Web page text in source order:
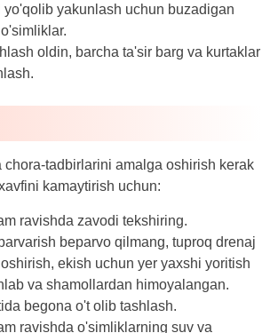
yo'qolib yakunlash uchun buzadigan
oldin, barcha ta'sir barg va kurtaklar
chora-tadbirlarini amalga oshirish kerak
kamaytirish uchun:
ravishda zavodi tekshiring.
beparvo qilmang, tuproq drenaj
ekish uchun yer yaxshi yoritish
va shamollardan himoyalangan.
begona o't olib tashlash.
ravishda o'simliklarning suv va